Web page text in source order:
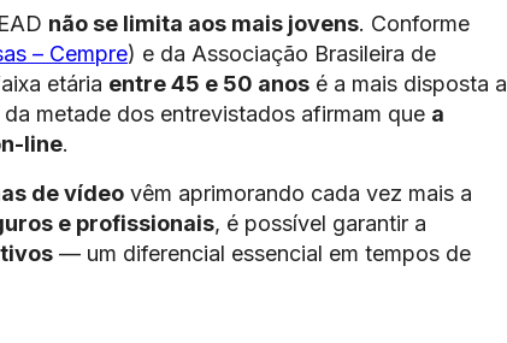
não se limita aos mais jovens. Conforme
– Cempre) e da Associação Brasileira de
etária entre 45 e 50 anos é a mais disposta a
metade dos entrevistados afirmam que a
line.
de vídeo vêm aprimorando cada vez mais a
e profissionais, é possível garantir a
— um diferencial essencial em tempos de